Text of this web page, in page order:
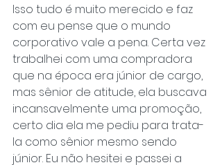
Isso tudo é muito merecido e faz
com eu pense que o mundo
corporativo vale a pena. Certa vez
trabalhei com uma compradora
que na época era júnior de cargo,
mas sênior de atitude, ela buscava
incansavelmente uma promoção,
certo dia ela me pediu para trata-
la como sênior mesmo sendo
júnior. Eu não hesitei e passei a